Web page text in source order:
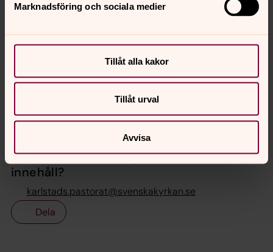
Marknadsföring och sociala medier
Tillåt alla kakor
Tillåt urval
Avvisa
Senast ändrad 13 mars 2026
Synpunkter eller frågor på sidans
innehåll?
karlstads.pastorat@svenskakyrkan.se
Dela